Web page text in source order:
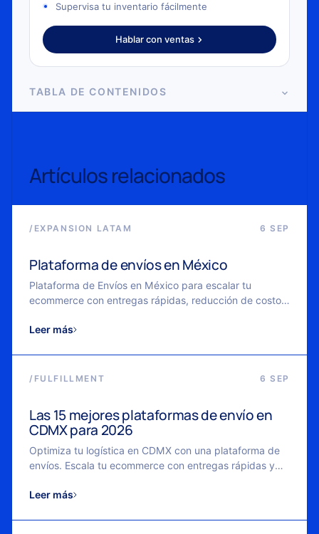
Supervisa tu inventario fácilmente
Hablar con ventas
TABLA DE CONTENIDOS
Artículos relacionados
/ EXPANSION LATAM 6 SEP
Plataforma de envíos en México
Plataforma de Envíos en México para escalar tu
ecommerce con entregas rápidas, reducción de costos
Leer más
/ FULFILLMENT 6 SEP
Las 15 mejores plataformas de envío en
CDMX para 2026
Optimiza tu logística en CDMX con una plataforma de
envíos. Escala tu ecommerce con entregas rápidas y
Leer más